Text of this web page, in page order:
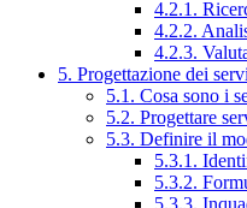
4.2.1.
4.2.2.
4.2.3.
5. Progettazione dei
5.1. Cosa sono i
5.2. Progettare
5.3. Definire il
5.3.1.
5.3.2.
5.3.3.